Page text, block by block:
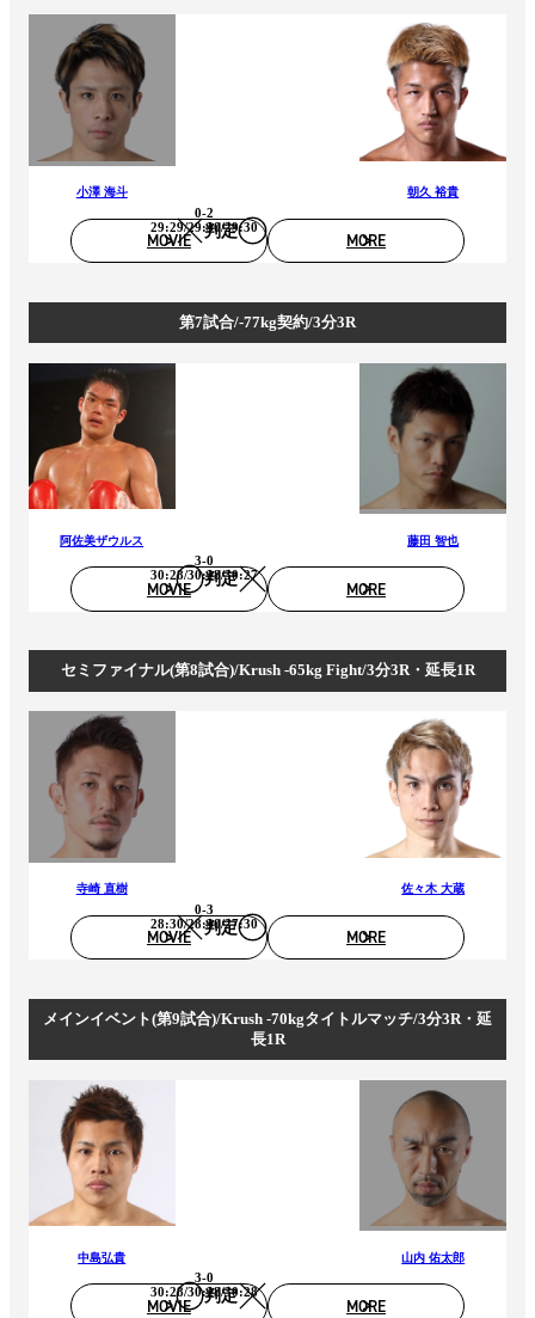
小澤 海斗
判定
0-2
29:29/29:30/29:30
朝久 裕貴
MOVIE MORE
第7試合/-77kg契約/3分3R
阿佐美ザウルス
判定
3-0
30:28/30:28/30:27
藤田 智也
MOVIE MORE
セミファイナル(第8試合)/Krush -65kg Fight/3分3R・延長1R
寺崎 直樹
判定
0-3
28:30/28:30/27:30
佐々木 大蔵
MOVIE MORE
メインイベント(第9試合)/Krush -70kgタイトルマッチ/3分3R・延
長1R
中島弘貴
判定
3-0
30:28/30:28/30:28
山内 佑太郎
MOVIE MORE